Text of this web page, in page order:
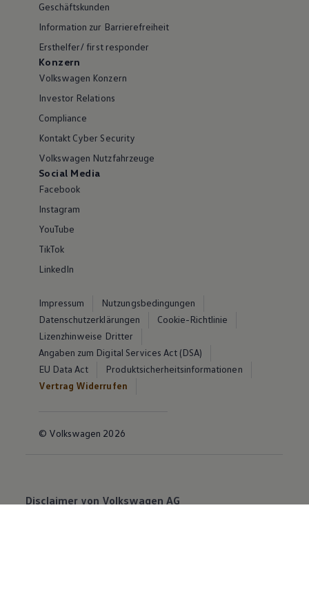
Geschäftskunden
Information zur Barrierefreiheit
Ersthelfer/ first responder
Konzern
Volkswagen Konzern
Investor Relations
Compliance
Kontakt Cyber Security
Volkswagen Nutzfahrzeuge
Social Media
Facebook
Instagram
YouTube
TikTok
LinkedIn
Impressum
Nutzungsbedingungen
Datenschutzerklärungen
Cookie-Richtlinie
Lizenzhinweise Dritter
Angaben zum Digital Services Act (DSA)
EU Data Act
Produktsicherheitsinformationen
Vertrag Widerrufen
© Volkswagen 2026
Disclaimer von Volkswagen AG